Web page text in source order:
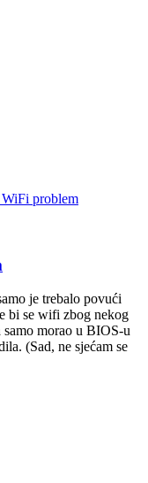
problem
je trebalo povući
bi se wifi zbog nekog
samo morao u BIOS-u
(Sad, ne sjećam se